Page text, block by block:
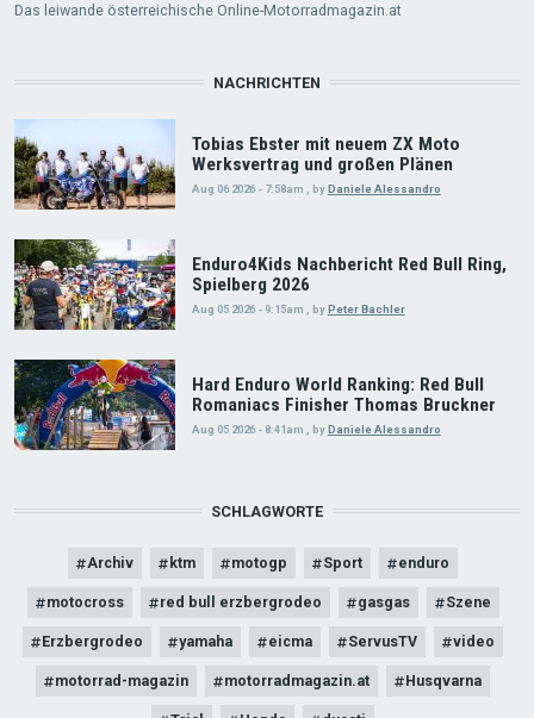
Das leiwande österreichische Online-Motorradmagazin.at
NACHRICHTEN
Tobias Ebster mit neuem ZX Moto
Werksvertrag und großen Plänen
Aug 06 2026 - 7:58am byDaniele Alessandro
Enduro4Kids Nachbericht Red Bull Ring,
Spielberg 2026
Aug 05 2026 - 9:15am byPeter Bachler
Hard Enduro World Ranking: Red Bull
Romaniacs Finisher Thomas Bruckner
Aug 05 2026 - 8:41am byDaniele Alessandro
SCHLAGWORTE
Archiv ktm motogp Sport enduro
motocross red bull erzbergrodeo gasgas Szene
Erzbergrodeo yamaha eicma ServusTV video
motorrad-magazin motorradmagazin.at Husqvarna